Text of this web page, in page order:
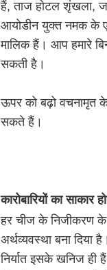
हैं, ताज होटल शृंखला,
आयोडीन युक्त नमक के
मालिक हैं। आप हमारे
सकती है।
ऊपर को बढ़ो वचनामृत
सकते हैं।
कारोबारियों का साकार
हर चीज के निजीकरण के
अर्थव्यवस्था बना
निर्यात इसके खनिज ही